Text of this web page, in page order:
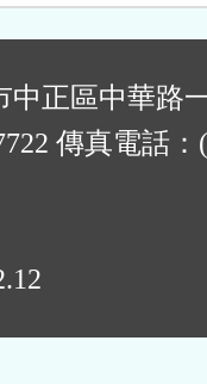
中正區中華路
傳真電話：